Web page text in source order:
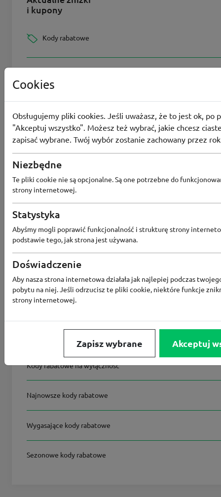
i kupony
Kody rabatowe
Wszystkie kupony
Na skróty
Podobne kody rabatowe
Wszystkie kody rabatowe
Kody rabatowe na wyłączność
Najnowsze kody rabatowe
Wygasające kody rabatowe
Sezonowe kody rabatowe
Cookies
Obsługujemy pliki cookies. Jeśli uważasz, że to jest ok, po
"Akceptuj wszystko". Możesz też wybrać, jakie chcesz
zapisać wybrane. Twój wybór zostanie zachowany przez
Niezbędne
Te pliki cookie nie są opcjonalne. Są one potrzebne do
strony internetowej.
Statystyka
Abyśmy mogli poprawić funkcjonalność i strukturę strony
podstawie tego, jak strona jest używana.
Doświadczenie
Aby nasza strona internetowa działała jak najlepiej podczas
pobytu na niej. Jeśli odrzucisz te pliki cookie, niektóre funkcje
strony internetowej.
Zapisz wybrane Akceptuj